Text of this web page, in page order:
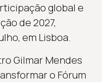
global e
de 2027,
em Lisboa.
Gilmar Mendes
o Fórum